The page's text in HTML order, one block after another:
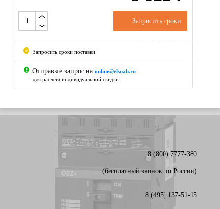
Запросить сроки
поставки
Запросить сроки поставки
Отправьте запрос на online@elsnab.ru
для расчета индивидуальной скидки
8 (800) 7777-380
(бесплатный звонок по России)
8 (495) 137-51-15